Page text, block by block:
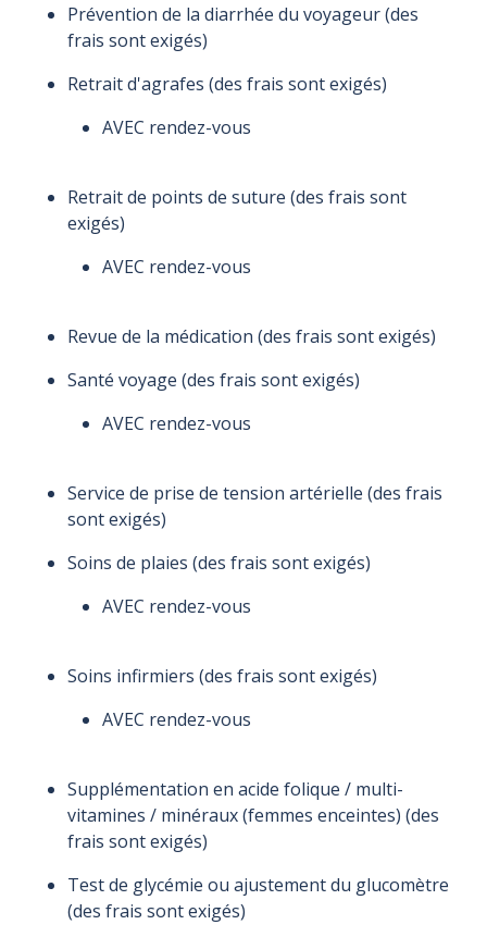
Prévention de la diarrhée du voyageur (des
frais sont exigés)
Retrait d'agrafes (des frais sont exigés)
AVEC rendez-vous
Retrait de points de suture (des frais sont
exigés)
AVEC rendez-vous
Revue de la médication (des frais sont exigés)
Santé voyage (des frais sont exigés)
AVEC rendez-vous
Service de prise de tension artérielle (des frais
sont exigés)
Soins de plaies (des frais sont exigés)
AVEC rendez-vous
Soins infirmiers (des frais sont exigés)
AVEC rendez-vous
Supplémentation en acide folique / multi-
vitamines / minéraux (femmes enceintes) (des
frais sont exigés)
Test de glycémie ou ajustement du glucomètre
(des frais sont exigés)